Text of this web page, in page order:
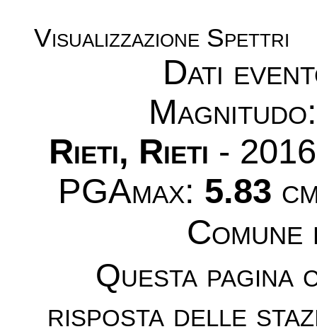
Visualizzazione Spettri
Dati
Rieti, Rieti -
PGAmax: 5.83
Questa
risposta delle